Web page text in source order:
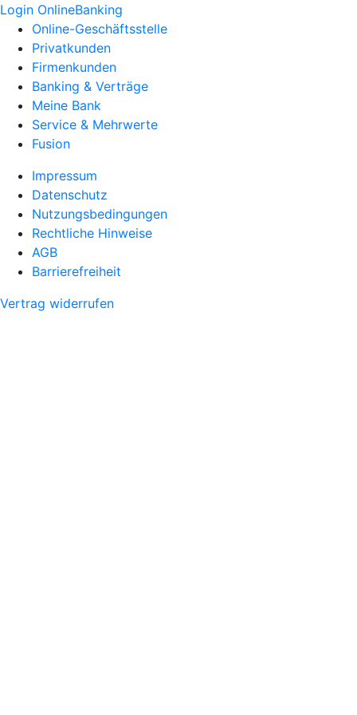
Login OnlineBanking
Online-Geschäftsstelle
Privatkunden
Firmenkunden
Banking & Verträge
Meine Bank
Service & Mehrwerte
Fusion
Impressum
Datenschutz
Nutzungsbedingungen
Rechtliche Hinweise
AGB
Barrierefreiheit
Vertrag widerrufen